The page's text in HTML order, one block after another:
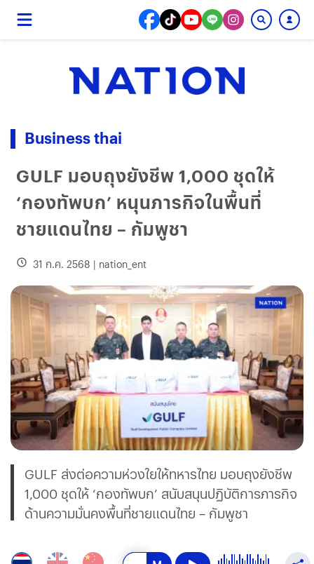
Business thai
GULF มอบถุงยังชีพ 1,000 ชุดให้
‘กองทัพบก’ หนุนภารกิจในพื้นที่
ชายแดนไทย – กัมพูชา
31 ก.ค. 2568 | nation_ent
GULF ส่งต่อความห่วงใยให้ทหารไทย มอบถุงยังชีพ
1,000 ชุดให้ ‘กองทัพบก’ สนับสนุนปฏิบัติการภารกิจ
ด้านความมั่นคงพื้นที่ชายแดนไทย – กัมพูชา